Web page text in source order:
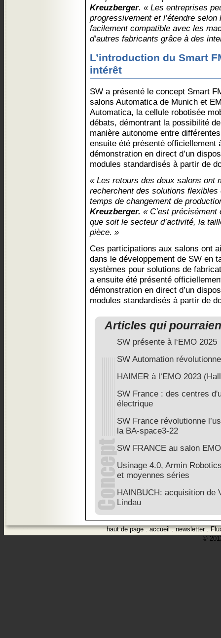
Kreuzberger. « Les entreprises
progressivement et l’étendre
facilement compatible avec les
d’autres fabricants grâce à des
L’introduction du Smart
intérêt
SW a présenté le concept Smart
salons Automatica de Munich et
Automatica, la cellule robotisée
débats, démontrant la possibilité
manière autonome entre
ensuite été présenté officiellement
démonstration en direct d’un
modules standardisés à partir de
« Les retours des deux salons ont
recherchent des solutions
temps de changement de
Kreuzberger. « C’est précisément
que soit le secteur d’activité, la
pièce. »
Ces participations aux salons ont
dans le développement de SW en
systèmes pour solutions de
a ensuite été présenté
démonstration en direct d’un
modules standardisés à partir de
Articles qui
SW présente à l‘EMO 2025
SW Automation
HAIMER à l‘EMO 2023
SW France : des centres
électrique
SW France révolutionne
la BA-space3-22
SW FRANCE au salon
Usinage 4.0, Armin
et moyennes séries
HAINBUCH: acquisition de
Lindau
haut de page.accueil.newsletter.
©